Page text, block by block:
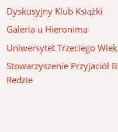
Dyskusyjny Klub Książki
Galeria u Hieronima
Uniwersytet Trzeciego
Stowarzyszenie Przyjaciół
Redzie